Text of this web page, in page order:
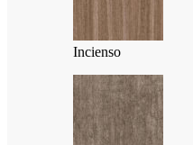
Incienso